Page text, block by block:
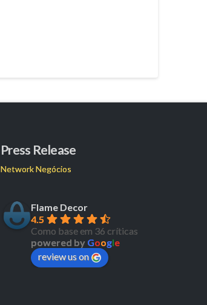
Press Release
Network Negócios
Flame Decor
4.5
Como base em 36 críticas
powered by Google
review us on